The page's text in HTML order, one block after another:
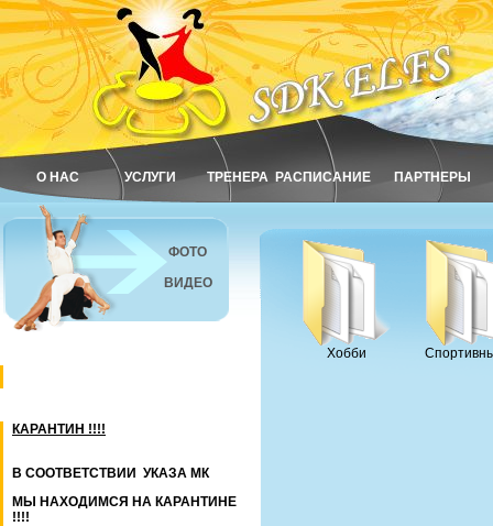
О НАС УСЛУГИ ТРЕНЕРА РАСПИСАНИЕ ПАРТНЕРЫ
ФОТО
ВИДЕО
КАРАНТИН !!!!
В СООТВЕТСТВИИ УКАЗА МК
МЫ НАХОДИМСЯ НА КАРАНТИНЕ
!!!!
Хобби